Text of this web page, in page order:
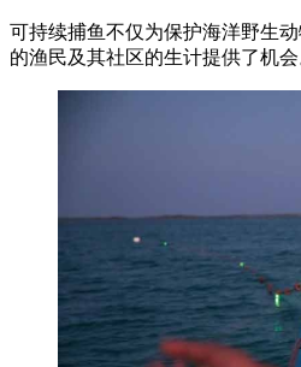
可持续捕鱼不仅为保护海洋野生
的渔民及其社区的生计提供了机会